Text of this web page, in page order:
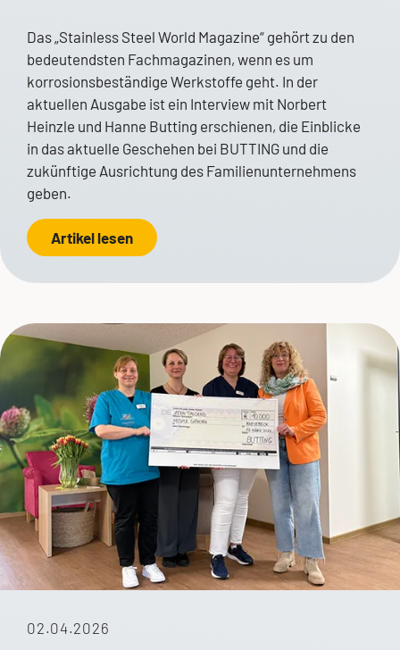
Das „Stainless Steel World Magazine“ gehört zu den
bedeutendsten Fachmagazinen, wenn es um
korrosionsbeständige Werkstoffe geht. In der
aktuellen Ausgabe ist ein Interview mit Norbert
Heinzle und Hanne Butting erschienen, die Einblicke
in das aktuelle Geschehen bei BUTTING und die
zukünftige Ausrichtung des Familienunternehmens
geben.
Artikel lesen
02.04.2026